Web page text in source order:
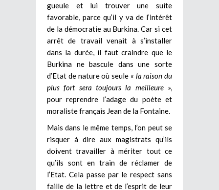
gueule et lui trouver une suite
favorable, parce qu’il y va de l’intérêt
de la démocratie au Burkina. Car si cet
arrêt de travail venait à s’installer
dans la durée, il faut craindre que le
Burkina ne bascule dans une sorte
d’Etat de nature où seule « la raison du
plus fort sera toujours la meilleure»,
pour reprendre l’adage du poète et
moraliste français Jean de la Fontaine.
Mais dans le même temps, l’on peut se
risquer à dire aux magistrats qu’ils
doivent travailler à mériter tout ce
qu’ils sont en train de réclamer de
l’Etat. Cela passe par le respect sans
faille de la lettre et de l’esprit de leur